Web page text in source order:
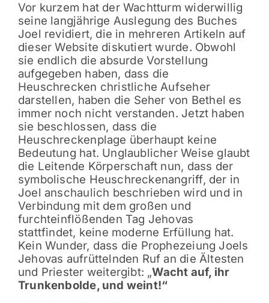
Vor kurzem hat der Wachtturm widerwillig
seine langjährige Auslegung des Buches
Joel revidiert, die in mehreren Artikeln auf
dieser Website diskutiert wurde. Obwohl
sie endlich die absurde Vorstellung
aufgegeben haben, dass die
Heuschrecken christliche Aufseher
darstellen, haben die Seher von Bethel es
immer noch nicht verstanden. Jetzt haben
sie beschlossen, dass die
Heuschreckenplage überhaupt keine
Bedeutung hat. Unglaublicher Weise glaubt
die Leitende Körperschaft nun, dass der
symbolische Heuschreckenangriff, der in
Joel anschaulich beschrieben wird und in
Verbindung mit dem großen und
furchteinflößenden Tag Jehovas
stattfindet, keine moderne Erfüllung hat.
Kein Wunder, dass die Prophezeiung Joels
Jehovas aufrüttelnden Ruf an die Ältesten
und Priester weitergibt: „Wacht auf, ihr
Trunkenbolde, und weint!“